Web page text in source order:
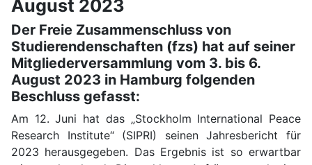
August 2023
Der Freie Zusammenschluss von
Studierendenschaften (fzs) hat auf seiner
Mitgliederversammlung vom 3. bis 6.
August 2023 in Hamburg folgenden
Beschluss gefasst:
Am 12. Juni hat das „Stockholm International Peace
Research Institute“ (SIPRI) seinen Jahresbericht für
2023 herausgegeben. Das Ergebnis ist so erwartbar